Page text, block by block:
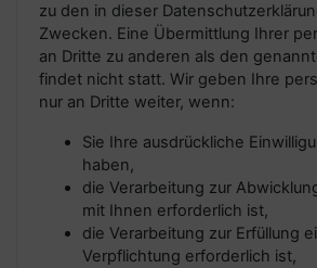
zu den in dieser
Zwecken. Eine Übermittlung Ihrer
an Dritte zu anderen als den
findet nicht statt. Wir geben Ihre
nur an Dritte weiter, wenn:
Sie Ihre ausdrückliche
haben,
die Verarbeitung zur
mit Ihnen erforderlich ist,
die Verarbeitung zur Erfüllung
Verpflichtung erforderlich ist,